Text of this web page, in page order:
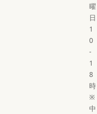
曜
日
1
0
-
1
8
時
※
中